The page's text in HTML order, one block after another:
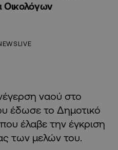
Οικολόγων
ναού στο
έδωσε το Δημοτικό
έλαβε την έγκριση
των μελών του.